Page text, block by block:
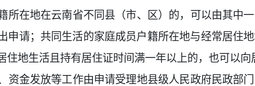
所在地在云南省不同县（市、区）的，可以由其中
申请；共同生活的家庭成员户籍所在地与经常居住
住地生活且持有居住证时间满一年以上的，也可以
资金发放等工作由申请受理地县级人民政府民政部